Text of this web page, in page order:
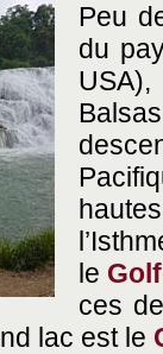
Peu
du
le
ces
lac est le